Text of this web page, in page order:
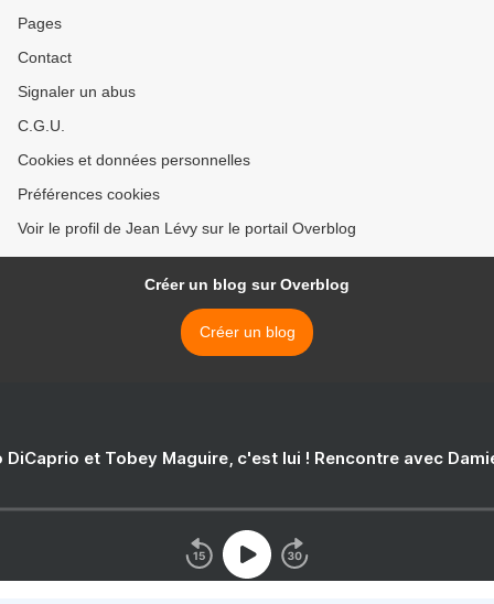
Pages
Contact
Signaler un abus
C.G.U.
Cookies et données personnelles
Préférences cookies
Voir le profil de Jean Lévy sur le portail Overblog
Créer un blog sur Overblog
Créer un blog
DiCaprio et Tobey Maguire, c'est lui ! Rencontre avec